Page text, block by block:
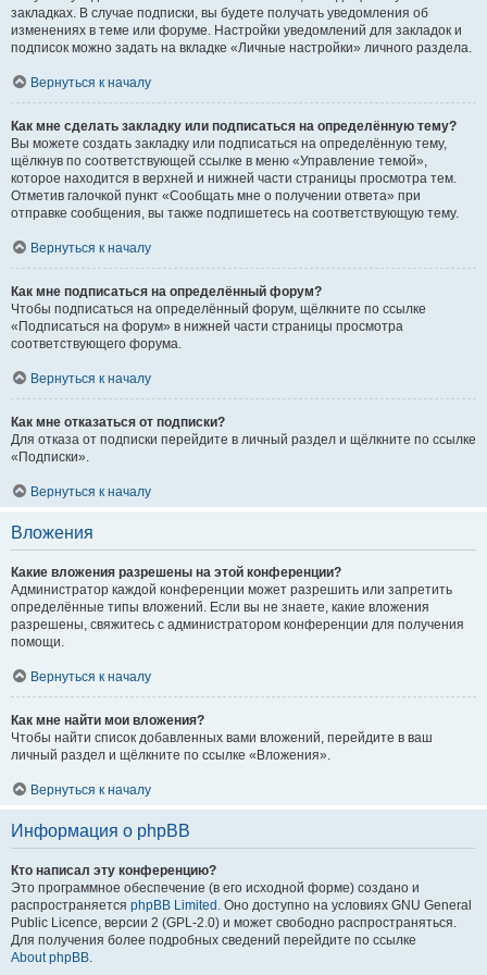
закладках. В случае подписки, вы будете получать уведомления об
изменениях в теме или форуме. Настройки уведомлений для закладок и
подписок можно задать на вкладке «Личные настройки» личного раздела.
Вернуться к началу
Как мне сделать закладку или подписаться на определённую тему?
Вы можете создать закладку или подписаться на определённую тему,
щёлкнув по соответствующей ссылке в меню «Управление темой»,
которое находится в верхней и нижней части страницы просмотра тем.
Отметив галочкой пункт «Сообщать мне о получении ответа» при
отправке сообщения, вы также подпишетесь на соответствующую тему.
Вернуться к началу
Как мне подписаться на определённый форум?
Чтобы подписаться на определённый форум, щёлкните по ссылке
«Подписаться на форум» в нижней части страницы просмотра
соответствующего форума.
Вернуться к началу
Как мне отказаться от подписки?
Для отказа от подписки перейдите в личный раздел и щёлкните по ссылке
«Подписки».
Вернуться к началу
Вложения
Какие вложения разрешены на этой конференции?
Администратор каждой конференции может разрешить или запретить
определённые типы вложений. Если вы не знаете, какие вложения
разрешены, свяжитесь с администратором конференции для получения
помощи.
Вернуться к началу
Как мне найти мои вложения?
Чтобы найти список добавленных вами вложений, перейдите в ваш
личный раздел и щёлкните по ссылке «Вложения».
Вернуться к началу
Информация о phpBB
Кто написал эту конференцию?
Это программное обеспечение (в его исходной форме) создано и
распространяется phpBB Limited . Оно доступно на условиях GNU General
Public Licence, версии 2 (GPL-2.0) и может свободно распространяться.
Для получения более подробных сведений перейдите по ссылке
About phpBB.